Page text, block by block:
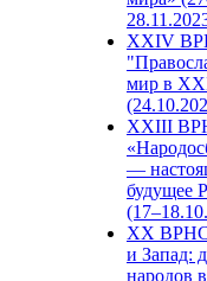
XXIV
мир в
XXIII
—
будущее
XX ВРНС
и Запад:
народов